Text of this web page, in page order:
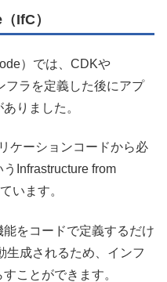
IfC）
）では、CDKや
フラを定義した後にアプ
りました。
ケーションコードから必
Infrastructure from
います。
をコードで定義するだけ
生成されるため、インフ
ことができます。